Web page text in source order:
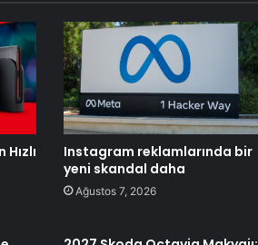
Instagram reklamlarında bir
yeni skandal daha
Ağustos 7, 2026